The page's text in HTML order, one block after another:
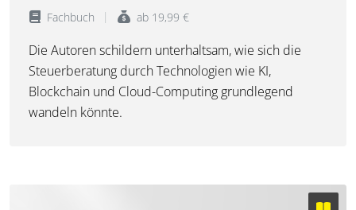
Fachbuch ab 19,99 €
Die Autoren schildern unterhaltsam, wie sich die
Steuerberatung durch Technologien wie KI,
Blockchain und Cloud-Computing grundlegend
wandeln könnte.